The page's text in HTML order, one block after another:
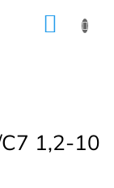
1,2-10